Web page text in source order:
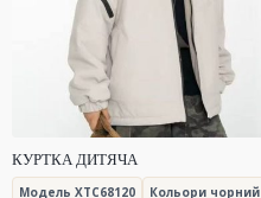
КУРТКА ДИТЯЧА
Модель XTC68120 Кольори чорний